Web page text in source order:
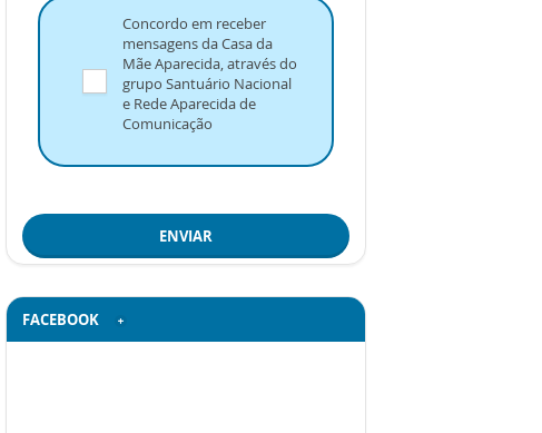
Concordo em receber
mensagens da Casa da
Mãe Aparecida, através do
grupo Santuário Nacional
e Rede Aparecida de
Comunicação
ENVIAR
FACEBOOK